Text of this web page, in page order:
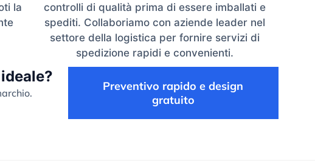
la
controlli di qualità prima di essere imballati e
spediti. Collaboriamo con aziende leader nel
settore della logistica per fornire servizi di
spedizione rapidi e convenienti.
Preventivo rapido e design
gratuito